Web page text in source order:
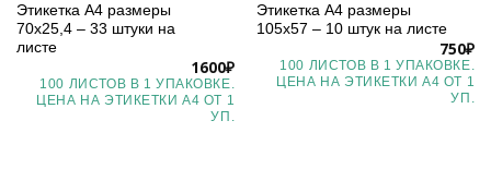
Этикетка А4 размеры
70х25,4 – 33 штуки на
листе
1600₽
100 ЛИСТОВ В 1 УПАКОВКЕ.
ЦЕНА НА ЭТИКЕТКИ А4 ОТ 1
УП.
Этикетка А4 размеры
105х57 – 10 штук на листе
750₽
100 ЛИСТОВ В 1 УПАКОВКЕ.
ЦЕНА НА ЭТИКЕТКИ А4 ОТ 1
УП.